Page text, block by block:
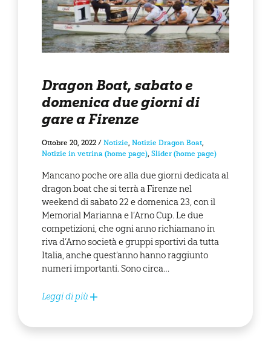
Dragon Boat, sabato e
domenica due giorni di
gare a Firenze
Ottobre 20, 2022 / Notizie, Notizie Dragon Boat,
Notizie in vetrina (home page), Slider (home page)
Mancano poche ore alla due giorni dedicata al
dragon boat che si terrà a Firenze nel
weekend di sabato 22 e domenica 23, con il
Memorial Marianna e l’Arno Cup. Le due
competizioni, che ogni anno richiamano in
riva d’Arno società e gruppi sportivi da tutta
Italia, anche quest’anno hanno raggiunto
numeri importanti. Sono circa…
Leggi di più